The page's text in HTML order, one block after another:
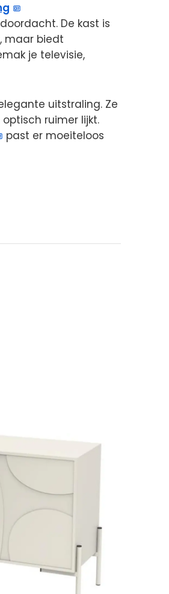
De kast is
maar biedt
je televisie,
uitstraling. Ze
ruimer lijkt.
past er moeiteloos